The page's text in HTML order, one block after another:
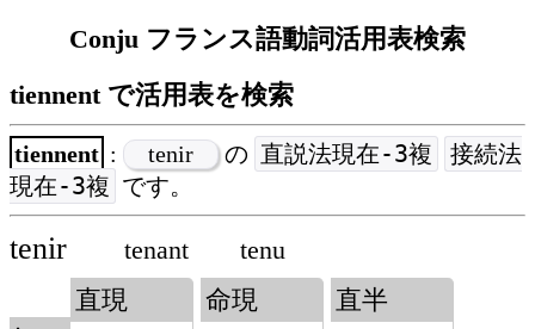
Conju フランス語動詞活用表検索
tiennent で活用表を検索
tiennent : tenir の 直説法現在-3複
接続法
現在-3複 です。
tenir tenant tenu
直現
命現
直半